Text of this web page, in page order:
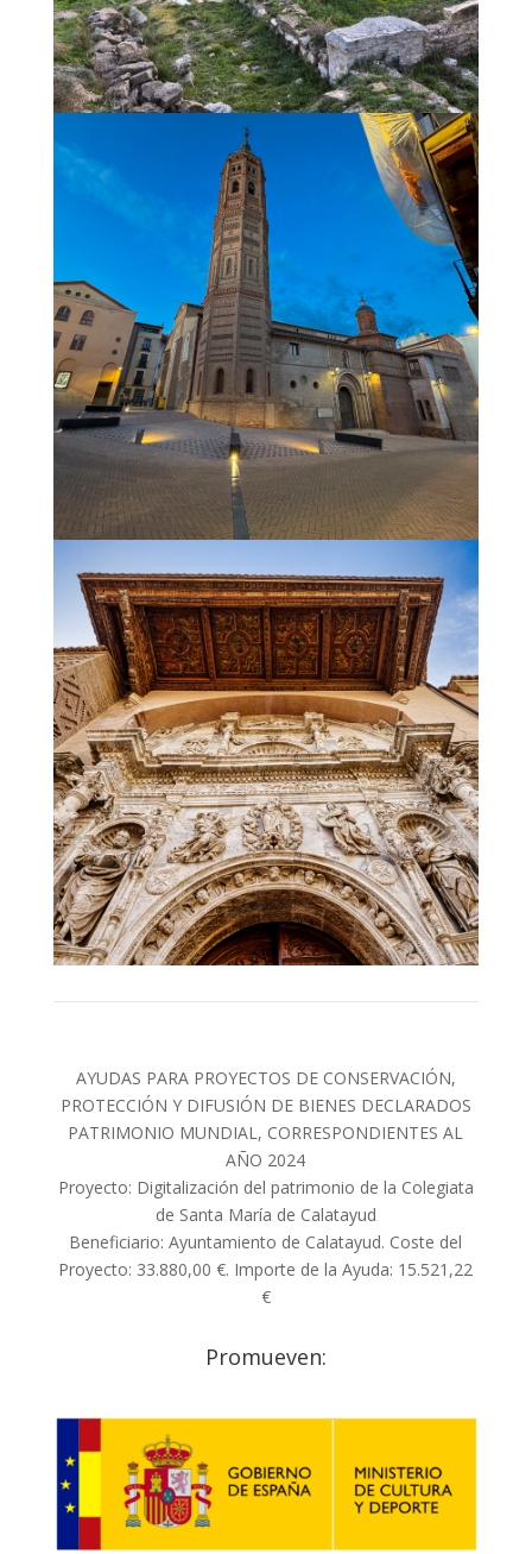
AYUDAS PARA PROYECTOS DE CONSERVACIÓN,
PROTECCIÓN Y DIFUSIÓN DE BIENES DECLARADOS
PATRIMONIO MUNDIAL, CORRESPONDIENTES AL
AÑO 2024
Proyecto: Digitalización del patrimonio de la Colegiata
de Santa María de Calatayud
Beneficiario: Ayuntamiento de Calatayud. Coste del
Proyecto: 33.880,00 €. Importe de la Ayuda: 15.521,22
€
Promueven: